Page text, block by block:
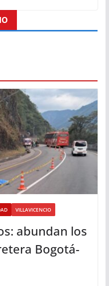
VILLAVICENCIO
abundan los
Bogotá-